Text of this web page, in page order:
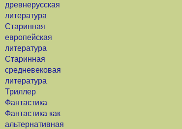
древнерусская
литература
Старинная
европейская
литература
Старинная
средневековая
литература
Триллер
Фантастика
Фантастика как
альтернативная